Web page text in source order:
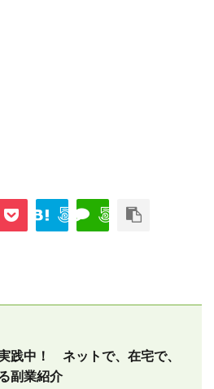
践中！ ネットで、在宅で、
副業紹介